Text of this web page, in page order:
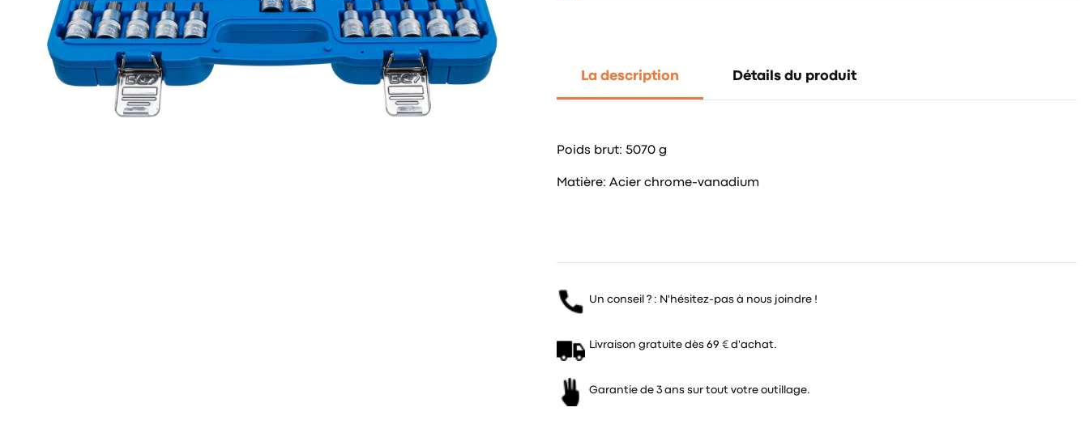
La description Détails du produit
Poids brut: 5070 g
Matière: Acier chrome-vanadium
Un conseil ? : N'hésitez-pas à nous joindre !
Livraison gratuite dès 69 € d'achat.
Garantie de 3 ans sur tout votre outillage.